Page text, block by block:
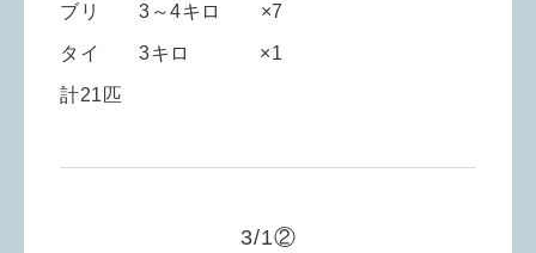
ブリ 3～4キロ ×7
タイ 3キロ ×1
計21匹
3/1②